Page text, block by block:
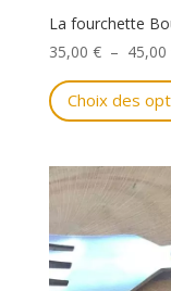
La fourchette
35,00 € – 45,00
Choix des